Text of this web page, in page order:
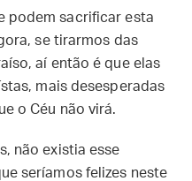
podem sacrificar esta
se tirarmos das
aí então é que elas
mais desesperadas
o Céu não virá.
não existia esse
seríamos felizes neste